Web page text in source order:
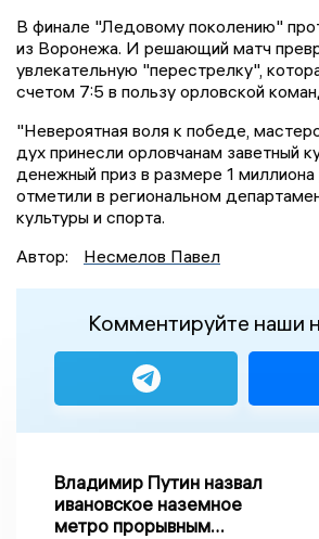
В финале "Ледовому поколению"
из Воронежа. И решающий матч
увлекательную "перестрелку",
счетом 7:5 в пользу орловской
"Невероятная воля к победе,
дух принесли орловчанам заветный
денежный приз в размере 1
отметили в региональном
культуры и спорта.
Автор:
Несмелов Павел
Комментируйте наши
Владимир Путин назвал
ивановское наземное
метро прорывным